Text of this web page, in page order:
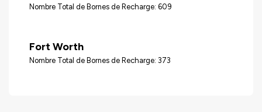
Nombre Total de Bornes de Recharge: 609
Fort Worth
Nombre Total de Bornes de Recharge: 373